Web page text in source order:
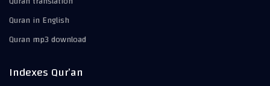
Quran in English
Quran mp3 download
Indexes Qur’an